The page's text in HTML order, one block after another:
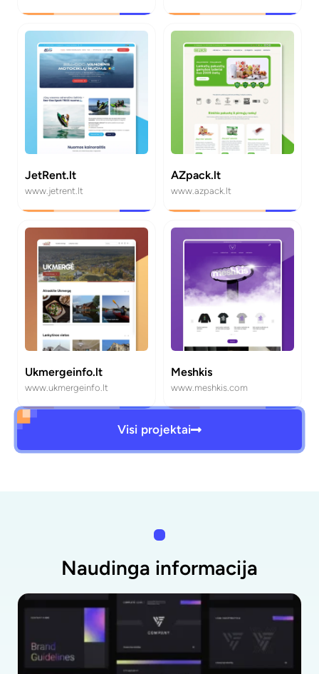
JetRent.lt
www.jetrent.lt
AZpack.lt
www.azpack.lt
Ukmergeinfo.lt
www.ukmergeinfo.lt
Meshkis
www.meshkis.com
Visi projektai
Naudinga informacija